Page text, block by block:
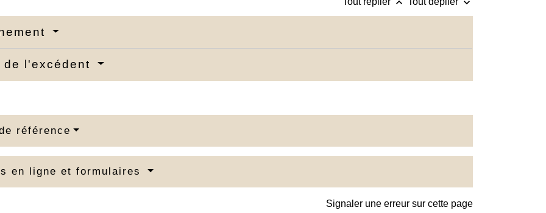
de l'excédent
référence
en ligne et formulaires
Signaler une erreur sur cette page